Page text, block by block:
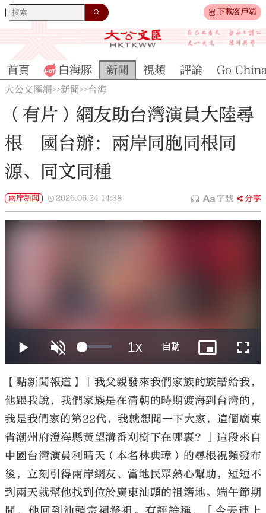
下載客戶端
大公文匯
首頁 白海豚 新聞 視頻 評論 Go
大公文匯網>>新聞>> 台海
（有片）網友助台灣演員大陸尋
根 國台辦：兩岸同胞同根同
源、同文同種
兩岸新聞 2026.06.24 14:38 字號 分享
【點新聞報道】「我父親發來我們家族的族譜給我，
他跟我說，我們家族是在清朝的時期渡海到台灣的，
我是我們家的第22代，我就想問一下大家，這個廣東
省潮州府澄海縣黃望溝番刈樹下在哪裏？」這段來自
中國台灣演員利晴天（本名林典璋）的尋根視頻發布
後，立刻引得兩岸網友、當地民眾熱心幫助，短短不
到兩天就幫他找到位於廣東汕頭的祖籍地。端午節期